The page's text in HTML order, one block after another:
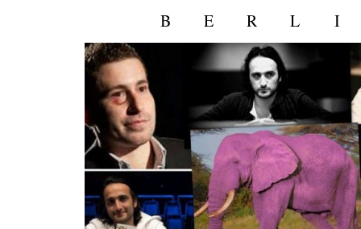
B E R L I